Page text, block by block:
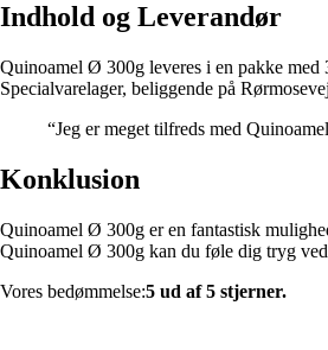
Indhold og Leverandør
Quinoamel Ø 300g leveres i en pakke
Specialvarelager, beliggende på
“Jeg er meget tilfreds med
Konklusion
Quinoamel Ø 300g er en fantastisk
Quinoamel Ø 300g kan du føle dig tryg
Vores bedømmelse:5 ud af 5 stjerner.